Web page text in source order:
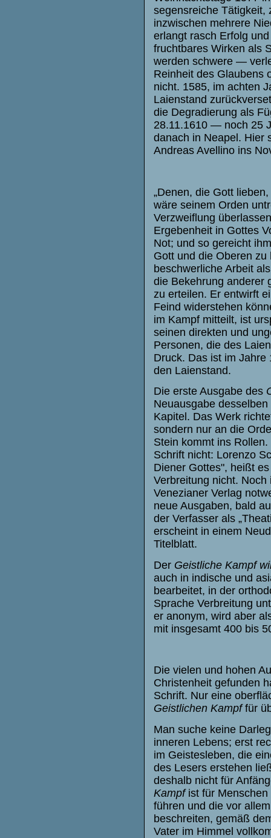
segensreiche Tätigkeit,
inzwischen mehrere
erlangt rasch Erfolg
fruchtbares Wirken als
werden schwere —
Reinheit des Glaubens
nicht. 1585, im achten
Laienstand
die Degradierung als
28.11.1610 — noch 25
danach in Neapel. Hier
Andreas Avellino ins
„Denen, die Gott
wäre seinem Orden
Verzweiflung
Ergebenheit in Gottes
Not; und so gereicht
Gott und die Oberen
beschwerliche Arbeit
die Bekehrung anderer
zu erteilen. Er entwirft
Feind widerstehen
im Kampf mitteilt, ist
seinen direkten und
Personen, die des
Druck. Das ist im
den Laienstand.
Die erste Ausgabe des
Neuausgabe
Kapitel. Das Werk
sondern nur an die
Stein kommt ins
Schrift nicht: Lorenzo
Diener Gottes", heißt
Verbreitung nicht.
Venezianer Verlag
neue Ausgaben, bald
der Verfasser als
erscheint in einem
Titelblatt.
Der Geistliche Kampf
auch in indische und
bearbeitet, in der
Sprache Verbreitung
er anonym, wird aber
mit insgesamt 400 bis
Die vielen und hohen
Christenheit gefunden
Schrift. Nur eine
Geistlichen Kampffür
Man suche keine
inneren Lebens; erst
im Geistesleben, die
des Lesers erstehen
deshalb nicht für
Kampf ist für
führen und die vor
beschreiten, gemäß
Vater im Himmel